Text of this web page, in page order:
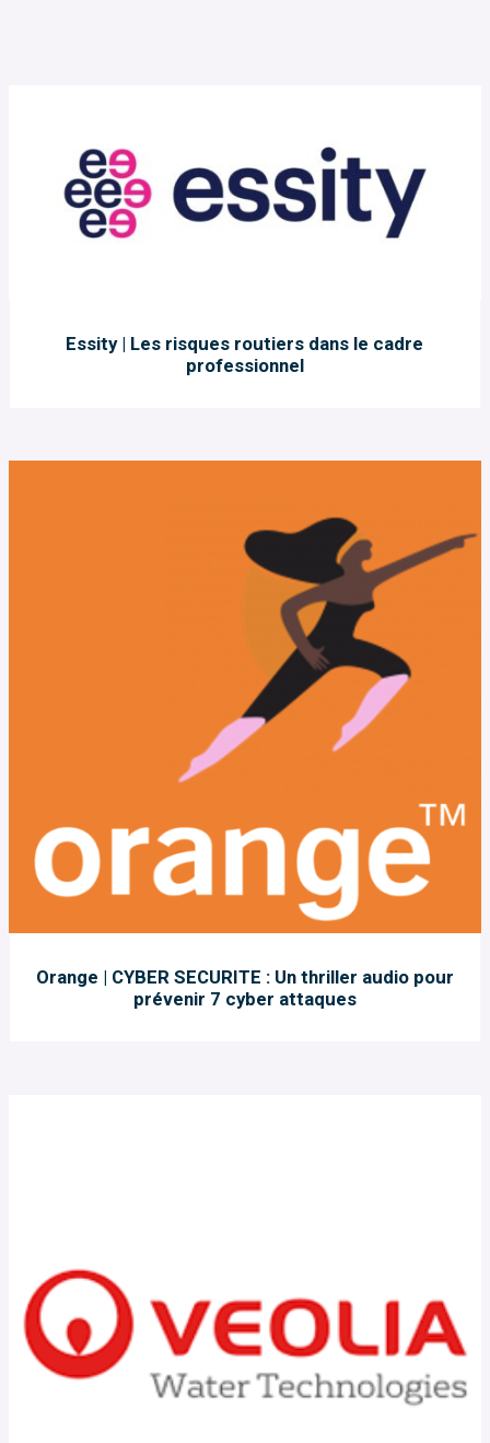
Essity | Les risques routiers dans le cadre
professionnel
Orange | CYBER SECURITE : Un thriller audio pour
prévenir 7 cyber attaques